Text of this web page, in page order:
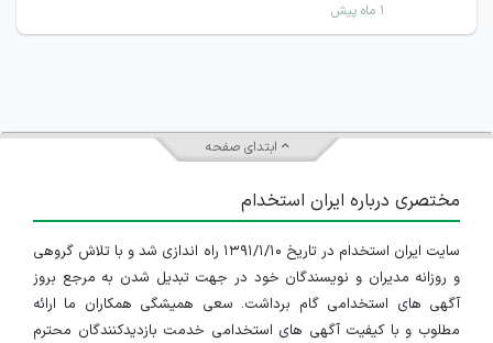
۱ ماه پیش
ابتدای صفحه
مختصری درباره ایران استخدام
سایت ایران استخدام در تاریخ ۱۳۹۱/۱/۱۰ راه اندازی شد و با تلاش گروهی
و روزانه مدیران و نویسندگان خود در جهت تبدیل شدن به مرجع بروز
آگهی های استخدامی گام برداشت. سعی همیشگی همکاران ما ارائه
مطلوب و با کیفیت آگهی های استخدامی خدمت بازدیدکنندگان محترم